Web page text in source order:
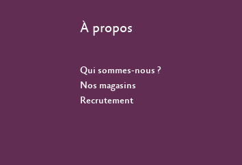
À propos
Qui sommes-nous ?
Nos magasins
Recrutement